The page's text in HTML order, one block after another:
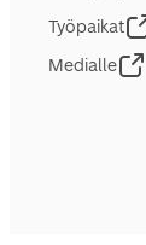
Työpaikat
Medialle